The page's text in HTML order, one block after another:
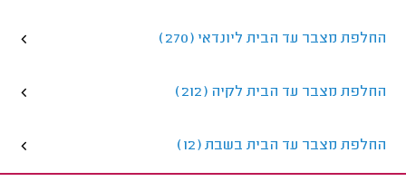
החלפת מצבר עד הבית ליונדאי (270)
החלפת מצבר עד הבית לקיה (212)
החלפת מצבר עד הבית בשבת (12)